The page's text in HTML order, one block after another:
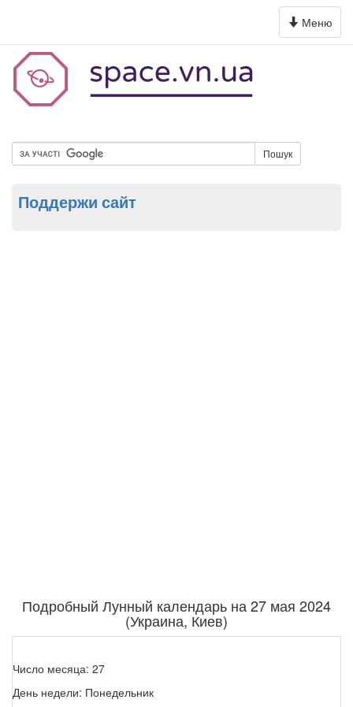
Toggle
navigation
Меню
Пошук
Поддержи сайт
Подробный Лунный календарь на 27 мая 2024
(Украина, Киев)
Число месяца: 27
День недели: Понедельник